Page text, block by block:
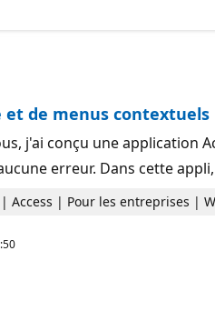
et de menus contextuels
j'ai conçu une application
erreur. Dans cette
Access | Pour les entreprises |